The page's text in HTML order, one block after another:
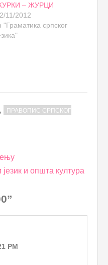
– ЖУРЦИ
11/2012
"Граматика српског
,
ПРАВОПИС СРПСКОГ
и општа култура
PM